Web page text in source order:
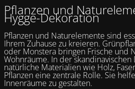
Pflanzen und
Hygge-Dekoration
Pflanzen und Naturelemente sind
Ihrem Zuhause zu kreieren.
oder Monstera bringen Frische und
Wohnräume. In der
natürliche Materialien wie Holz,
Pflanzen eine zentrale Rolle. Sie
Innenräume zu gestalten.